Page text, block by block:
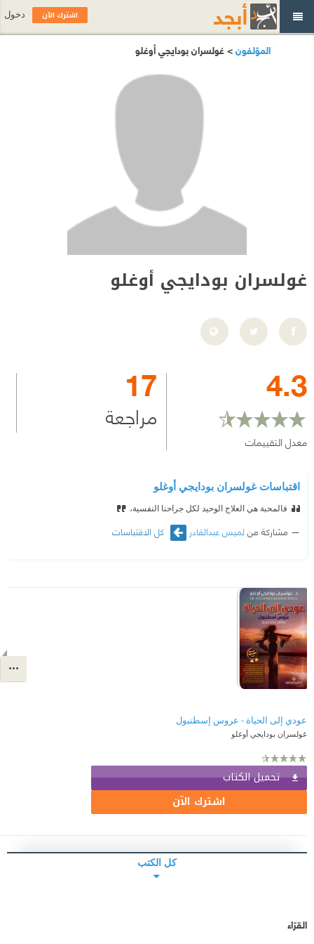
المؤلفون> غولسران بودايجي أوغلو
غولسران بودايجي أوغلو
4.3
معدل التقييمات
17
مراجعة
اقتباسات غولسران بودايجي أوغلو
فالمحبة هي العلاج الوحيد لكل جراحنا النفسية،
مشاركة من لميس عبدالقادر كل الاقتباسات
عودي إلى الحياة - عروس إسطنبول
غولسران بودايجي أوغلو
تحميل الكتاب
اشترك الآن
كل الكتب
القرّاء
اشترك الآن دخول